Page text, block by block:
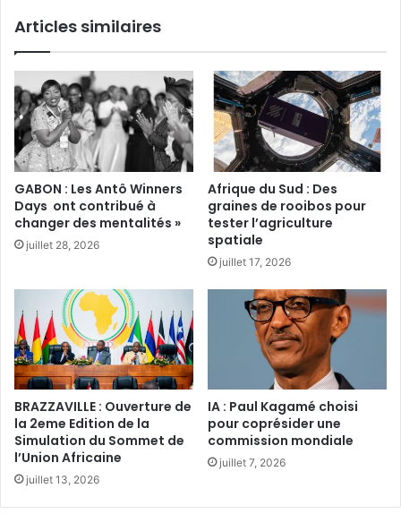
Articles similaires
GABON : Les Antô Winners
Days ont contribué à
changer des mentalités »
juillet 28, 2026
Afrique du Sud : Des
graines de rooibos pour
tester l’agriculture
spatiale‎
juillet 17, 2026
BRAZZAVILLE : Ouverture de
la 2eme Edition de la
Simulation du Sommet de
l’Union Africaine
juillet 13, 2026
IA : Paul Kagamé choisi
pour coprésider une
commission mondiale‎‎
juillet 7, 2026